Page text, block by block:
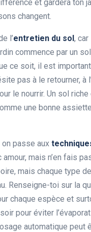
et gardera ton
changent.
l’entretien du sol, car
commence par un
ce soit, il est
pas à le retourner, à
le nourrir. Un sol
une bonne
on passe aux
amour, mais n’en fais
mais chaque type
Renseigne-toi sur la
chaque espèce et
pour éviter
automatique peut